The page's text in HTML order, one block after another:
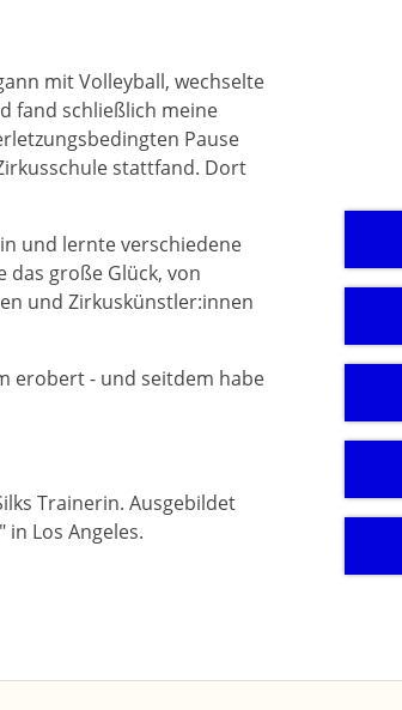
mit Volleyball, wechselte
fand schließlich meine
Pause
stattfand. Dort
und lernte verschiedene
das große Glück, von
und Zirkuskünstler:innen
erobert - und seitdem habe
Trainerin. Ausgebildet
Los Angeles.